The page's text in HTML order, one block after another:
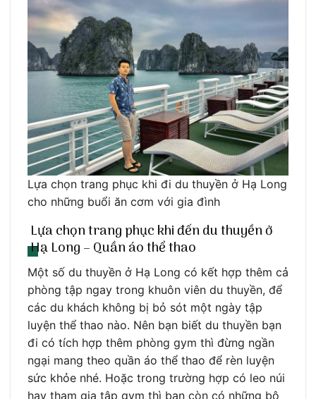
Lựa chọn trang phục khi đi du thuyền ở Hạ Long
cho những buổi ăn cơm với gia đình
Lựa chọn trang phục khi đến du thuyền ở
Hạ Long – Quần áo thể thao
Một số du thuyền ở Hạ Long có kết hợp thêm cả
phòng tập ngay trong khuôn viên du thuyền, để
các du khách không bị bỏ sót một ngày tập
luyện thể thao nào. Nên bạn biết du thuyền bạn
đi có tích hợp thêm phòng gym thì đừng ngần
ngại mang theo quần áo thể thao để rèn luyện
sức khỏe nhé. Hoặc trong trường hợp có leo núi
hay tham gia tập gym thì bạn còn có những bộ